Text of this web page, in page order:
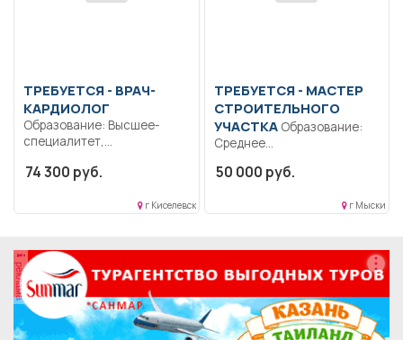
ТРЕБУЕТСЯ - ВРАЧ-
КАРДИОЛОГ
Образование: Высшее-
специалитет,
Ответственность.
Коммуникабельность..
74 300 руб.
г Киселевск
ТРЕБУЕТСЯ - МАСТЕР
СТРОИТЕЛЬНОГО
УЧАСТКАОбразование:
Среднее
образование..
техническим состоянием...
50 000 руб.
г Мыски
реклама